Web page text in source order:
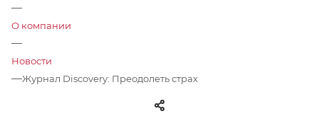
—
О компании
—
Новости
—Журнал Discovery: Преодолеть страх